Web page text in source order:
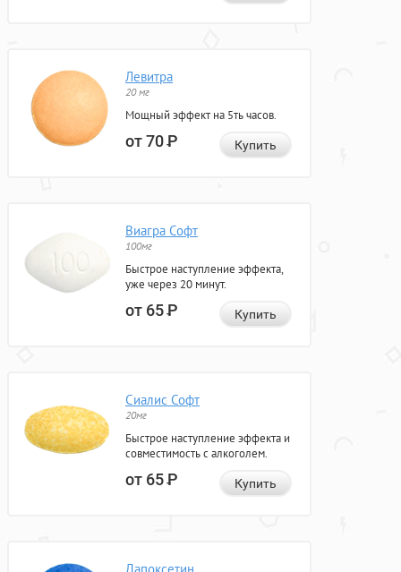
Левитра
20 мг
Мощный эффект на 5ть часов.
от 70Р Купить
Виагра Софт
100мг
Быстрое наступление эффекта,
уже через 20 минут.
от 65Р Купить
Сиалис Софт
20мг
Быстрое наступление эффекта и
совместимость с алкоголем.
от 65Р Купить